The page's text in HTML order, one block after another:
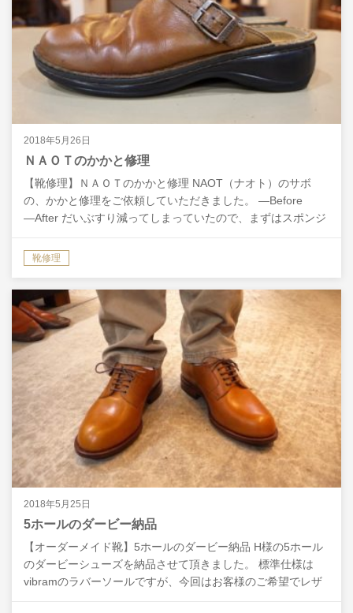
2018年5月26日
ＮＡＯＴのかかと修理
【靴修理】ＮＡＯＴのかかと修理 NAOT（ナオト）のサボ
の、かかと修理をご依頼していただきました。 ―Before
―After だいぶすり減ってしまっていたので、まずはスポンジ
靴修理
2018年5月25日
5ホールのダービー納品
【オーダーメイド靴】5ホールのダービー納品 H様の5ホール
のダービーシューズを納品させて頂きました。 標準仕様は
vibramのラバーソールですが、今回はお客様のご希望でレザ